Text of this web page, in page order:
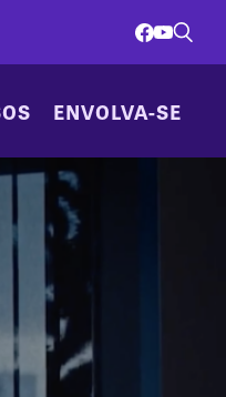
ENVOLVA-SE